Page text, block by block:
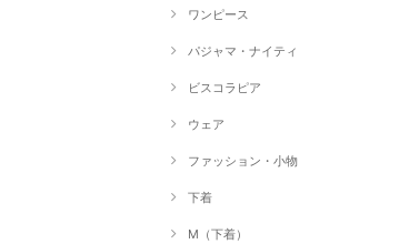
ワンピース
パジャマ・ナイティ
ビスコラピア
ウェア
ファッション・小物
下着
M（下着）